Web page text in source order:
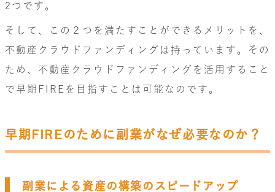
2つです。
そして、この２つを満たすことができるメリットを、
不動産クラウドファンディングは持っています。その
ため、不動産クラウドファンディングを活用すること
で早期FIREを目指すことは可能なのです。
早期FIREのために副業がなぜ必要なのか？
副業による資産の構築のスピードアップ